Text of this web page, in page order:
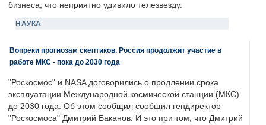
бизнеса, что неприятно удивило телезвезду.
НАУКА
Вопреки прогнозам скептиков, Россия продолжит участие в
работе МКС - пока до 2030 года
"Роскосмос" и NASA договорились о продлении срока
эксплуатации Международной космической станции (МКС)
до 2030 года. Об этом сообщил сообщил гендиректор
"Роскосмоса" Дмитрий Баканов. И это при том, что Дмитрий